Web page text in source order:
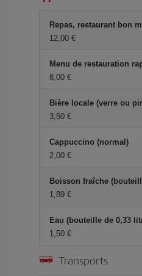
Repas, restaurant bon
12,00 €
Menu de restauration
8,00 €
Bière locale (verre ou
3,50 €
Cappuccino (normal)
2,00 €
Boisson fraîche
1,89 €
Eau (bouteille de 0,33
1,50 €
Transports